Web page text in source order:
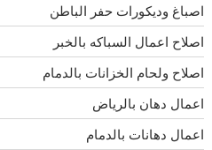
اصباغ وديكورات حفر الباطن
اصلاح اعمال السباكه بالخبر
اصلاح ولحام الخزانات بالدمام
اعمال دهان بالرياض
اعمال دهانات بالدمام